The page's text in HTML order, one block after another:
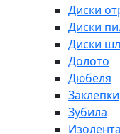
Диски
Диски
Диски
Долото
Дюбеля
Заклепки
Зубила
Изолента